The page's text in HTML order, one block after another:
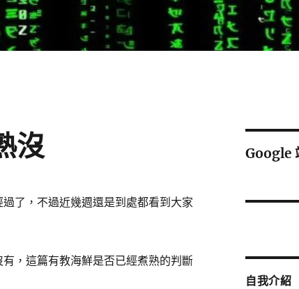
沒
了，不過近幾週還是到處都看到大家
，這篇有教海鮮是否已經煮熟的判斷
Google
自我介紹